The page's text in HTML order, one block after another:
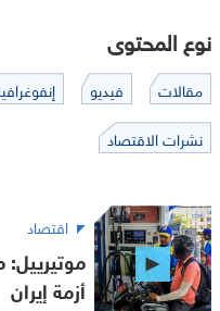
نوع المحتوى
مقالات فيديو
نشرات الاقتصاد
اقتصاد
موتيرييل:
أزمة إيران